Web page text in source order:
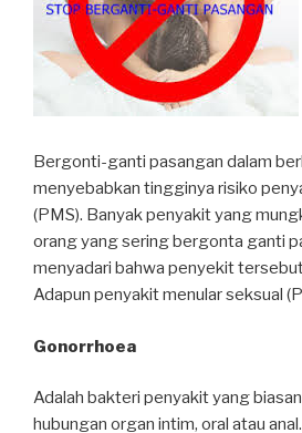
Bergonti-ganti pasangan dalam
menyebabkan tingginya risiko
(PMS). Banyak penyakit yang
orang yang sering bergonta ganti
menyadari bahwa penyekit
Adapun penyakit menular seksual
Gonorrhoea
Adalah bakteri penyakit yang
hubungan organ intim, oral atau